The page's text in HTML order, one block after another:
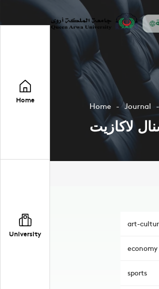
Home
University
Home Journal
لاكازيت
art-
economy
sports